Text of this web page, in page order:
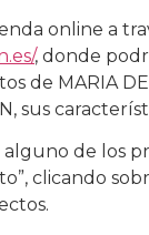
online a
, donde
de MARIA
sus
alguno de los
clicando